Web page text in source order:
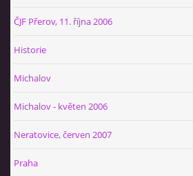
ČJF Přerov, 11. října 2006
Historie
Michalov
Michalov - květen 2006
Neratovice, červen 2007
Praha